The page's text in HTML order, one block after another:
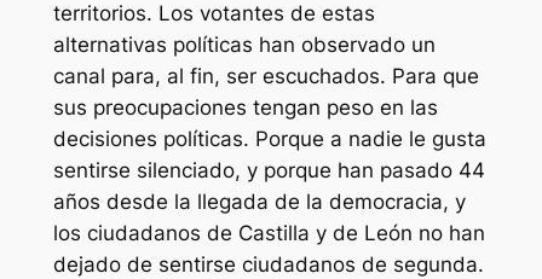
territorios. Los votantes de estas
alternativas políticas han observado un
canal para, al fin, ser escuchados. Para que
sus preocupaciones tengan peso en las
decisiones políticas. Porque a nadie le gusta
sentirse silenciado, y porque han pasado 44
años desde la llegada de la democracia, y
los ciudadanos de Castilla y de León no han
dejado de sentirse ciudadanos de segunda.